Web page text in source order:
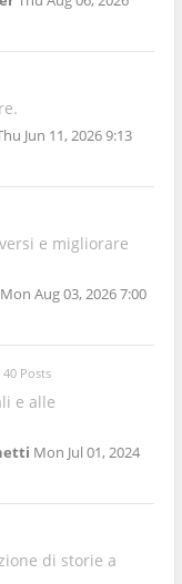
Jun 11, 2026 9:13
e migliorare
Mon Aug 03, 2026 7:00
Posts
e alle
Mon Jul 01, 2024
di storie a